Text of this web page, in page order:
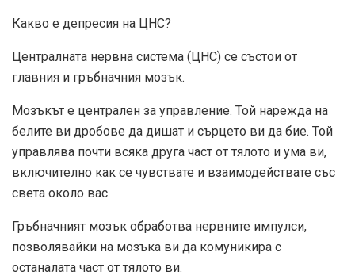
Какво е депресия на ЦНС?
Централната нервна система (ЦНС) се състои от
главния и гръбначния мозък.
Мозъкът е централен за управление. Той нарежда на
белите ви дробове да дишат и сърцето ви да бие. Той
управлява почти всяка друга част от тялото и ума ви,
включително как се чувствате и взаимодействате със
света около вас.
Гръбначният мозък обработва нервните импулси,
позволявайки на мозъка ви да комуникира с
останалата част от тялото ви.